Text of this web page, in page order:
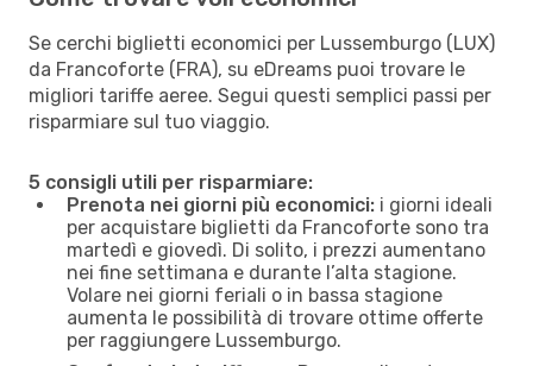
Se cerchi biglietti economici per Lussemburgo (LUX)
da Francoforte (FRA), su eDreams puoi trovare le
migliori tariffe aeree. Segui questi semplici passi per
risparmiare sul tuo viaggio.
5 consigli utili per risparmiare:
Prenota nei giorni più economici: i giorni ideali
per acquistare biglietti da Francoforte sono tra
martedì e giovedì. Di solito, i prezzi aumentano
nei fine settimana e durante l’alta stagione.
Volare nei giorni feriali o in bassa stagione
aumenta le possibilità di trovare ottime offerte
per raggiungere Lussemburgo.